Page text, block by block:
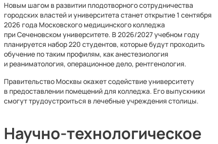
Новым шагом в развитии плодотворного сотрудничества
городских властей и университета станет открытие 1 сентября
2026 года Московского медицинского колледжа
при Сеченовском университете. В 2026/2027 учебном году
планируется набор 220 студентов, которые будут проходить
обучение по таким профилям, как анестезиология
и реаниматология, операционное дело, рентгенология.
Правительство Москвы окажет содействие университету
в предоставлении помещений для колледжа. Его выпускники
смогут трудоустроиться в лечебные учреждения столицы.
Научно-технологическое